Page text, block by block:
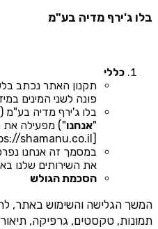
בלו ג'ירף מדיה בע"מ
כללי
תקנון האתר נכתב
פונה לשני המינים
בלו ג'ירף מדיה בע"מ
"אנחנו") מפעילה
במסמך זה אנחנו
את השירותים שלנו
הסכמת הגולש
המשך הגלישה והשימוש באתר,
תמונות, טקסטים, גרפיקה,